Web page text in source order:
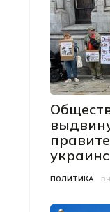
ПОЛИТИКА
Дата